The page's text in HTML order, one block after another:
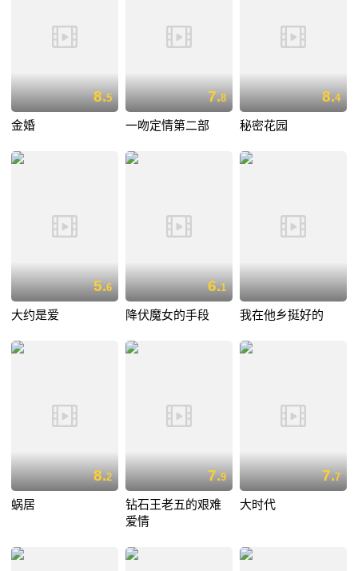
8.5
金婚
7.8
一吻定情第二部
8.4
秘密花园
5.6
大约是爱
6.1
降伏魔女的手段 我在他乡挺好的
8.2
蜗居
7.9
钻石王老五的艰难
爱情
7.7
大时代